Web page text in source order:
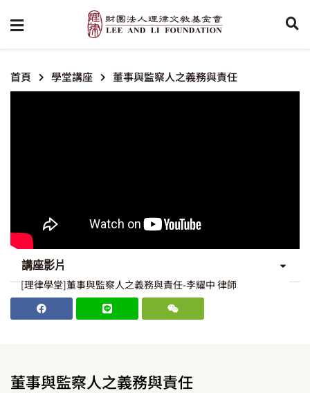
首頁 學堂講座 董事與監察人之義務與責任
講座影片
[理律學堂]董事與監察人之義務與責任-李耀中 律師
董事與監察人之義務與責任